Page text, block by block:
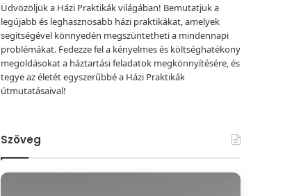
Üdvözöljük a Házi Praktikák világában! Bemutatjuk a
legújabb és leghasznosabb házi praktikákat, amelyek
segítségével könnyedén megszüntetheti a mindennapi
problémákat. Fedezze fel a kényelmes és költséghatékony
megoldásokat a háztartási feladatok megkönnyítésére, és
tegye az életét egyszerűbbé a Házi Praktikák
útmutatásaival!
Szöveg